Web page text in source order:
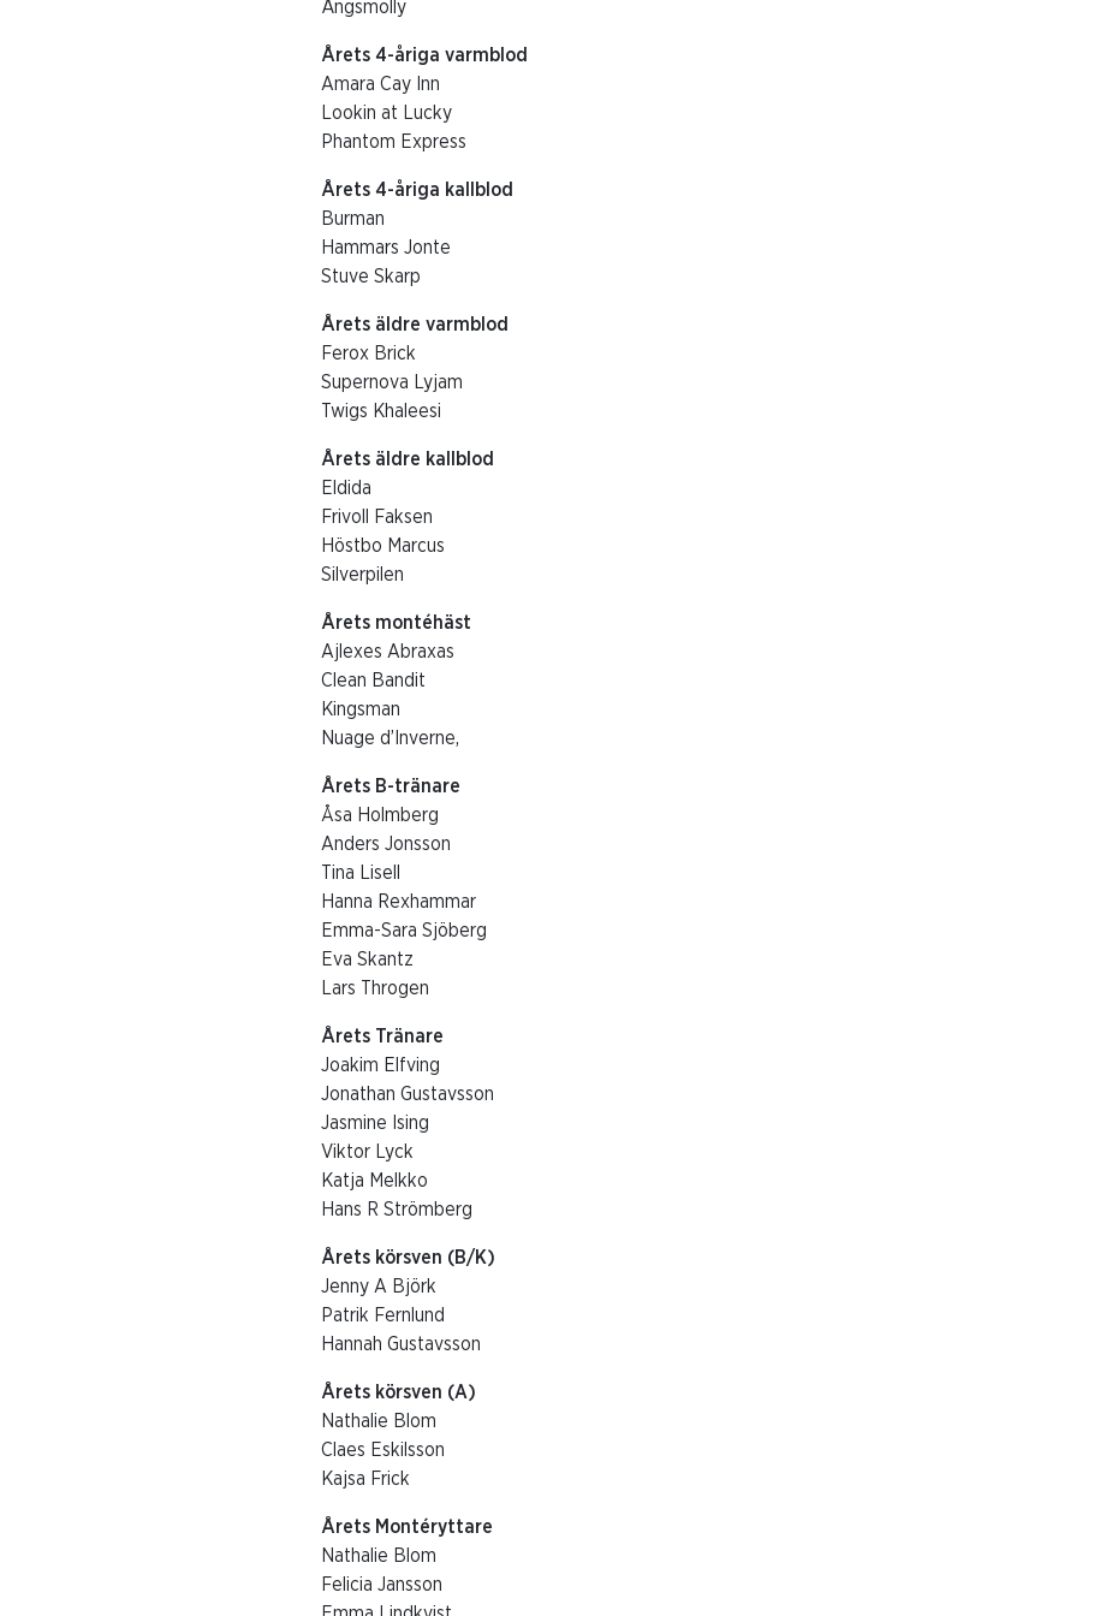
Ängsmolly
Årets 4-åriga varmblod
Amara Cay Inn
Lookin at Lucky
Phantom Express
Årets 4-åriga kallblod
Burman
Hammars Jonte
Stuve Skarp
Årets äldre varmblod
Ferox Brick
Supernova Lyjam
Twigs Khaleesi
Årets äldre kallblod
Eldida
Frivoll Faksen
Höstbo Marcus
Silverpilen
Årets montéhäst
Ajlexes Abraxas
Clean Bandit
Kingsman
Nuage d’Inverne,
Årets B-tränare
Åsa Holmberg
Anders Jonsson
Tina Lisell
Hanna Rexhammar
Emma-Sara Sjöberg
Eva Skantz
Lars Throgen
Årets Tränare
Joakim Elfving
Jonathan Gustavsson
Jasmine Ising
Viktor Lyck
Katja Melkko
Hans R Strömberg
Årets körsven (B/K)
Jenny A Björk
Patrik Fernlund
Hannah Gustavsson
Årets körsven (A)
Nathalie Blom
Claes Eskilsson
Kajsa Frick
Årets Montéryttare
Nathalie Blom
Felicia Jansson